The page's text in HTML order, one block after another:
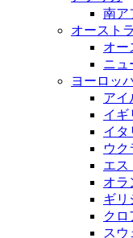
南ア
オースト
オー
ニュ
ヨーロッ
アイ
イギ
イタ
ウク
エス
オラ
ギリ
クロ
スウ